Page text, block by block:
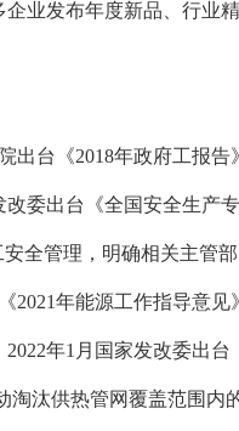
业发布年度新品、行业
出台《2018年政府工报
委出台《全国安全生产
全管理，明确相关主管
2021年能源工作指导意
年1月国家发改委出台
汰供热管网覆盖范围内